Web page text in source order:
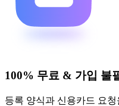
100% 무료 & 가입 불
등록 양식과 신용카드 요